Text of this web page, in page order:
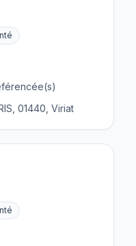
01440, Viriat